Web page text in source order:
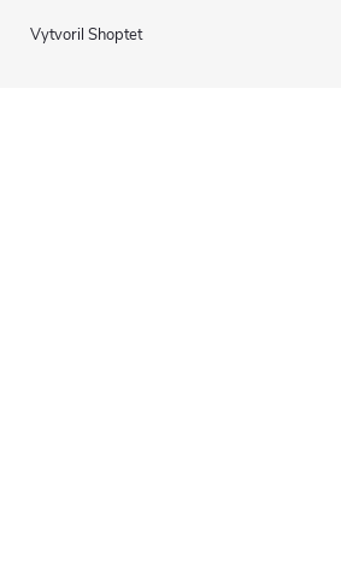
Vytvoril Shoptet